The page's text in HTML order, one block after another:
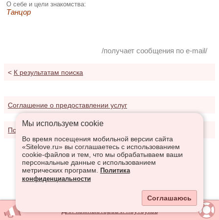
О себе и цели знакомства:
Танцор
/получает сообщения по e-mail/
< К результатам поиска
Соглашение о предоставлении услуг
Политика конфиденциальности
Мы используем сookie
Во время посещения мобильной версии сайта
«Sitelove.ru» вы соглашаетесь с использованием
cookie-файлов и тем, что мы обрабатываем ваши
персональные данные с использованием
метрических программ.
Политика
конфиденциальности
Соглашаюсь
Для компьютеров и ноутбуков